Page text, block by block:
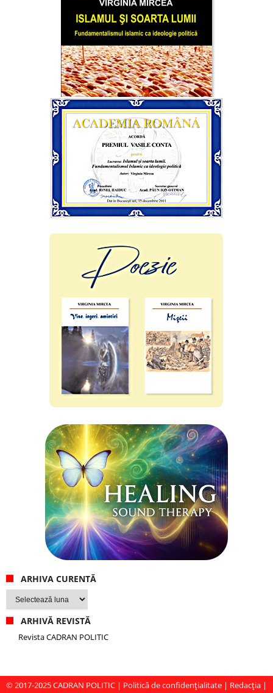
ARHIVA CURENTĂ
Arhiva
ARHIVĂ REVISTĂ
Revista CADRAN POLITIC
© 2017-2025CADRAN POLITIC | Politică de confidențialitate | Redacția |